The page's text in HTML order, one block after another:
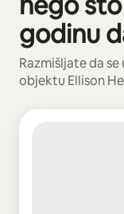
godinu
Razmišljate da
objektu Ellison